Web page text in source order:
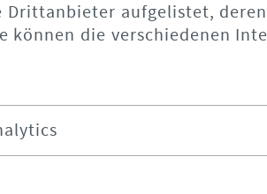
Drittanbieter aufgelistet,
können die verschiedenen